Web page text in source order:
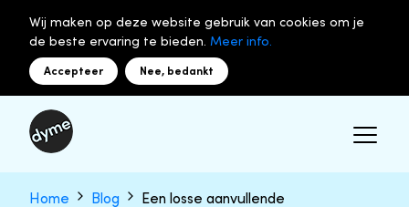
Wij maken op deze website gebruik van cookies om je
de beste ervaring te bieden. Meer info.
Accepteer Nee, bedankt
Home Blog
Een losse aanvullende